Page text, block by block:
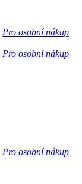
Pro osobní nákup
Pro osobní nákup
Pro osobní nákup